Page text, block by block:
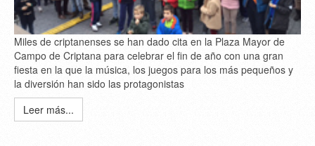
Miles de criptanenses se han dado cita en la Plaza Mayor de
Campo de Criptana para celebrar el fin de año con una gran
fiesta en la que la música, los juegos para los más pequeños y
la diversión han sido las protagonistas
Leer más...